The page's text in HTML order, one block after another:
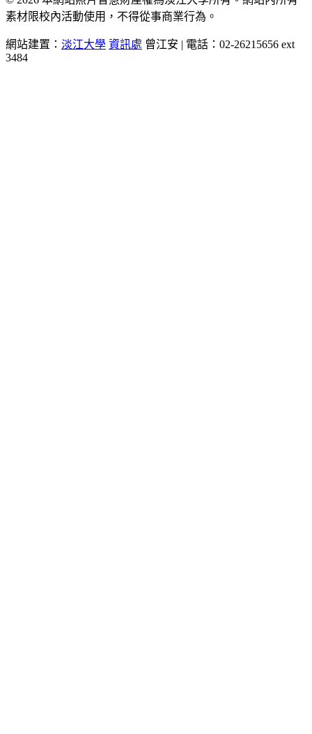
素材限校內活動使用，不得從事商業行為。
網站建置： 淡江大學 資訊處 曾江安 | 電話：02-26215656 ext
3484